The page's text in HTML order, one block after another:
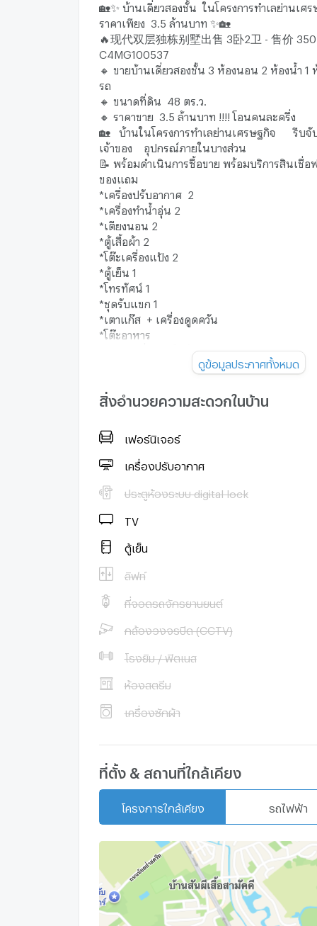
🏡✨ บ้านเดี่ยวสองชั้น ในโครงการทำเลย่านเศ
ราคาเพียง 3.5 ล้านบาท ✨🏡
🔥现代双层独栋别墅出售 3卧2卫 - 售价
C4MG100537
🔸 ขายบ้านเดี่ยวสองชั้น 3 ห้องนอน 2 ห้องน้ำ 1
รถ
🔸 ขนาดที่ดิน 48 ตร.ว.
🔸 ราคาขาย 3.5 ล้านบาท !!!! โอนคนละครึ่ง
🏡 บ้านในโครงการทำเลย่านเศรษฐกิจ รีบจั
เจ้าของ อุปกรณ์ภายในบางส่วน
📝 พร้อมดำเนินการซื้อขาย พร้อมบริการสินเชื่
ของแถม
*เครื่องปรับอากาศ 2
*เครื่องทำน้ำอุ่น 2
*เตียงนอน 2
*ตู้เสื้อผ้า 2
*โต๊ะเครื่องแป้ง 2
*ตู้เย็น 1
*โทรทัศน์ 1
*ชุดรับแขก 1
*เตาแก๊ส + เครื่องดูดควัน
*โต๊ะอาหาร
* เซ็นทรัลเฟสติวัล 3.5 กม.
https://lin.ee/N1qIyoP
Line ID :@i0956834198
We Chat : saleihome999
สนใจติดต่อ: คุณอาย 095-6834198 , คุณซินดี้
https://ihomethai.com/
ดูข้อมูลประกาศทั้งหมด
สิ่งอำนวยความสะดวกในบ้าน
เฟอร์นิเจอร์
เครื่องปรับอากาศ
ประตูห้องระบบ digital lock
TV
ตู้เย็น
ลิฟท์
ที่จอดรถจักรยานยนต์
กล้องวงจรปิด (CCTV)
โรงยิม / ฟิตเนส
ห้องสตรีม
เครื่องซักผ้า
ที่ตั้ง & สถานที่ใกล้เคียง
โครงการใกล้เคียง รถไฟฟ้า